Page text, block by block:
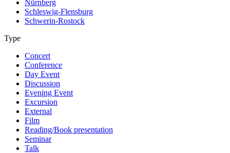
Nürnberg
Schleswig-Flensburg
Schwerin-Rostock
Type
Concert
Conference
Day Event
Discussion
Evening Event
Excursion
External
Film
Reading/Book presentation
Seminar
Talk